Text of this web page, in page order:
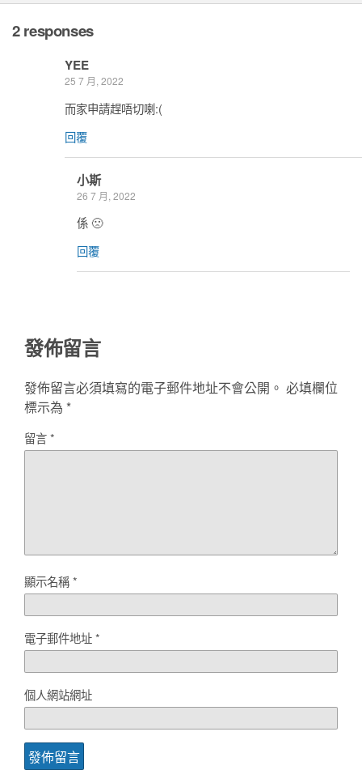
2 responses
YEE
25 7 月, 2022
而家申請趕唔切喇:(
回覆
小斯
26 7 月, 2022
係 🙁
回覆
發佈留言
發佈留言必須填寫的電子郵件地址不會公開。 必填欄位
標示為 *
留言*
顯示名稱*
電子郵件地址*
個人網站網址